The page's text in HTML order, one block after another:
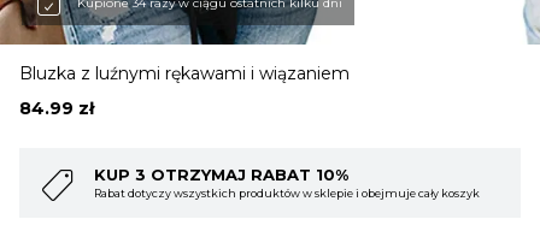
BIELIZNA
SWETRY
Bluzka z luźnymi rękawami i wiązaniem
84.99 zł
10%
w sklepie i obejmuje cały koszyk
KUP 4 OTRZYMAJ
Rabat dotyczy wszystkich